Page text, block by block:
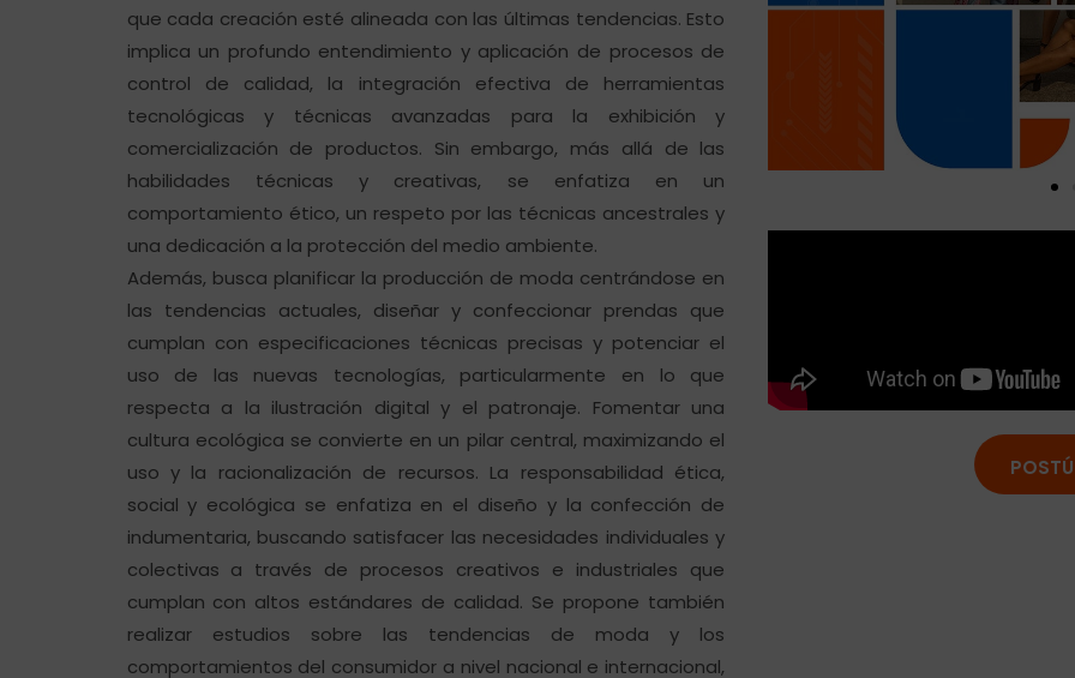
que cada creación esté alineada con las últimas tendencias. Esto
implica un profundo entendimiento y aplicación de procesos de
control de calidad, la integración efectiva de herramientas
tecnológicas y técnicas avanzadas para la exhibición y
comercialización de productos. Sin embargo, más allá de las
habilidades técnicas y creativas, se enfatiza en un
comportamiento ético, un respeto por las técnicas ancestrales y
una dedicación a la protección del medio ambiente.
Además, busca planificar la producción de moda centrándose en
las tendencias actuales, diseñar y confeccionar prendas que
cumplan con especificaciones técnicas precisas y potenciar el
uso de las nuevas tecnologías, particularmente en lo que
respecta a la ilustración digital y el patronaje. Fomentar una
cultura ecológica se convierte en un pilar central, maximizando el
uso y la racionalización de recursos. La responsabilidad ética,
social y ecológica se enfatiza en el diseño y la confección de
indumentaria, buscando satisfacer las necesidades individuales y
colectivas a través de procesos creativos e industriales que
cumplan con altos estándares de calidad. Se propone también
realizar estudios sobre las tendencias de moda y los
comportamientos del consumidor a nivel nacional e internacional,